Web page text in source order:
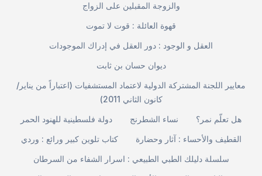
والزوجة المقبلين على الزواج
قهوة العائلة : قوت لا تموت
العقل و الوجود : دور العقل في إدراك الموجودات
ديوان حسان بن ثابت
معايير اللجنة المشتركة الدولية لاعتماد المستشفيات (اعتباراً من يناير/
كانون الثاني 2011)
دولة فلسطينية للهنود الحمر
نساء الشطرنج
هل تعلّم نمر؟
كتاب تلوين كبير ورائع : وردي
القطيف والأحساء : آثار وحضارة
سلسلة دليلك الطبي الطبيعي : اسرار الشفاء من السرطان